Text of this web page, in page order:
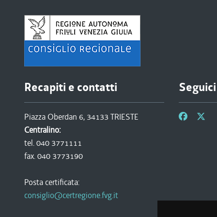
Recapiti e contatti
Piazza Oberdan 6, 34133 TRIESTE
Centralino:
tel. 040 3771111
fax. 040 3773190
Posta certificata:
consiglio@certregione.fvg.it